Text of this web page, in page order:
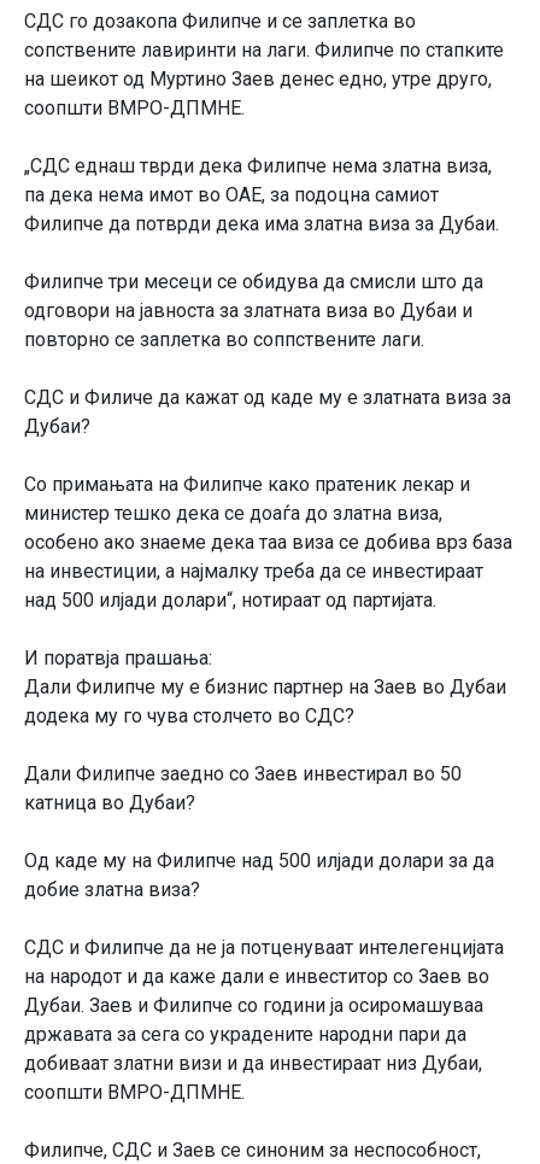
СДС го дозакопа Филипче и се заплетка во
сопствените лавиринти на лаги. Филипче по стапките
на шеикот од Муртино Заев денес едно, утре друго,
соопшти ВМРО-ДПМНЕ.
„СДС еднаш тврди дека Филипче нема златна виза,
па дека нема имот во ОАЕ, за подоцна самиот
Филипче да потврди дека има златна виза за Дубаи.
Филипче три месеци се обидува да смисли што да
одговори на јавноста за златната виза во Дубаи и
повторно се заплетка во соппствените лаги.
СДС и Филиче да кажат од каде му е златната виза за
Дубаи?
Со примањата на Филипче како пратеник лекар и
министер тешко дека се доаѓа до златна виза,
особено ако знаеме дека таа виза се добива врз база
на инвестиции, а најмалку треба да се инвестираат
над 500 илјади долари“, нотираат од партијата.
И поратвја прашања:
Дали Филипче му е бизнис партнер на Заев во Дубаи
додека му го чува столчето во СДС?
Дали Филипче заедно со Заев инвестирал во 50
катница во Дубаи?
Од каде му на Филипче над 500 илјади долари за да
добие златна виза?
СДС и Филипче да не ја потценуваат интелегенцијата
на народот и да каже дали е инвеститор со Заев во
Дубаи. Заев и Филипче со години ја осиромашуваа
државата за сега со украдените народни пари да
добиваат златни визи и да инвестираат низ Дубаи,
соопшти ВМРО-ДПМНЕ.
Филипче, СДС и Заев се синоним за неспособност,